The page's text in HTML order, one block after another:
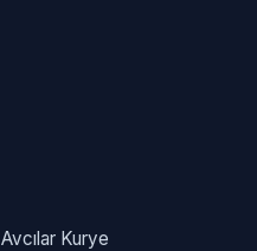
Avcılar Kurye